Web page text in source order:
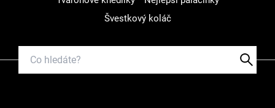
Švestkový koláč